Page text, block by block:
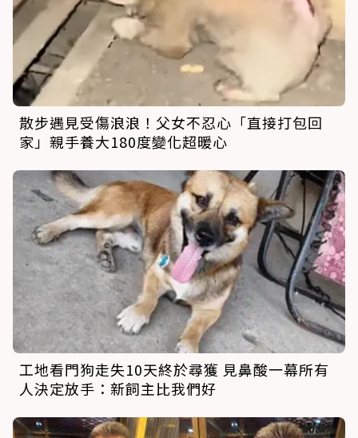
散步遇見受傷浪浪！父女不忍心「直接打包回
家」親手養大180度變化超暖心
工地看門狗走失10天終於尋獲 見鼻酸一幕所有
人決定放手：新飼主比我們好